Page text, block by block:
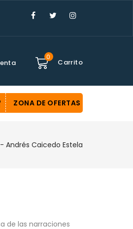
Carrito
0
ZONA DE OFERTAS
Andrés Caicedo Estela
de las narraciones